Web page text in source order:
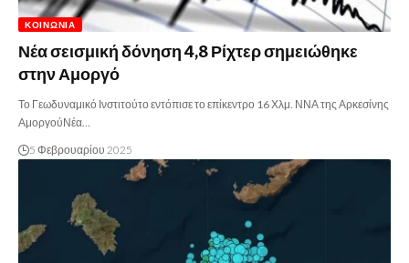
ΚΟΙΝΩΝΊΑ
Νέα σεισμική δόνηση 4,8 Ρίχτερ σημειώθηκε
στην Αμοργό
Το Γεωδυναμικό Ινστιτούτο εντόπισε το επίκεντρο 16 Χλμ. ΝΝΑ της Αρκεσίνης
ΑμοργούΝέα…
5 Φεβρουαρίου 2025